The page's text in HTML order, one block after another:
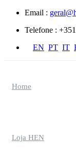
Passar para o
Email :
Telefone :
EN PT IT
Home
Loja HEN